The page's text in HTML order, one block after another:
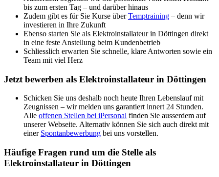
bis zum ersten Tag – und darüber hinaus
Zudem gibt es für Sie Kurse überTemptraining – denn wir
investieren in Ihre Zukunft
Ebenso starten Sie als Elektroinstallateur in Döttingen direkt
in eine feste Anstellung beim Kundenbetrieb
Schliesslich erwarten Sie schnelle, klare Antworten sowie ein
Team mit viel Herz
Jetzt bewerben als Elektroinstallateur in Döttingen
Schicken Sie uns deshalb noch heute Ihren Lebenslauf mit
Zeugnissen – wir melden uns garantiert innert 24 Stunden.
Alle offenen Stellen bei iPersonal finden Sie ausserdem auf
unserer Webseite. Alternativ können Sie sich auch direkt mit
einer Spontanbewerbung bei uns vorstellen.
Häufige Fragen rund um die Stelle als
Elektroinstallateur in Döttingen